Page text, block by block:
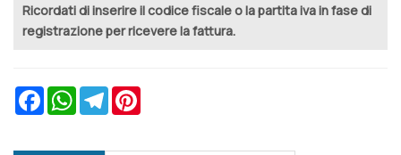
Ricordati di inserire il codice fiscale o la partita iva in fase di
registrazione per ricevere la fattura.
FacebookWhatsAppTelegram